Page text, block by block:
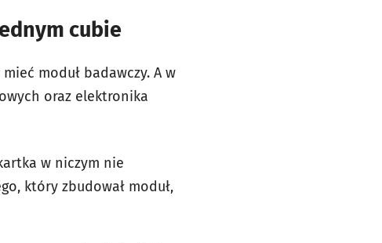
cubie
moduł badawczy. A w
oraz elektronika
w niczym nie
który zbudował moduł,